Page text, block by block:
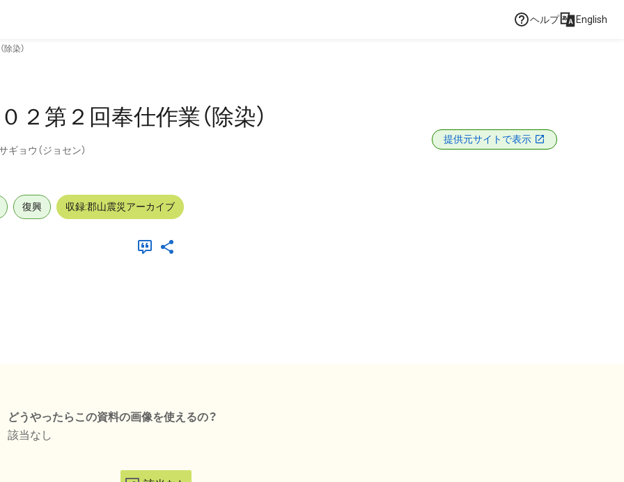
ヘルプ English
染）
第２回奉仕作業（除染）
ョウ（ジョセン）
提供元サイトで表示
復興 収録:郡山震災アーカイブ
どうやったらこの資料の画像を使えるの？
該当なし